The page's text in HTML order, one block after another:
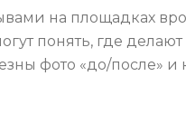
на площадках
понять, где
фото «до/после» и